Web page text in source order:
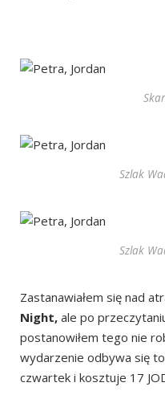
Szlak
Szlak
Zastanawiałem się nad
Night, ale po
postanowiłem tego nie
wydarzenie odbywa się
czwartek i kosztuje 17